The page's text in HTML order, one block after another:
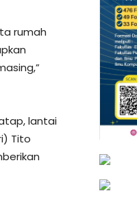
rumah
lantai
Tito